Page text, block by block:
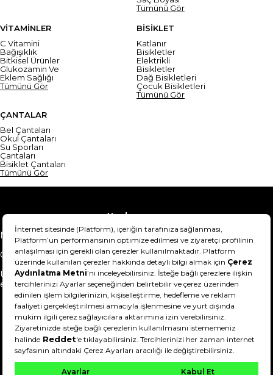
Tümünü Gör
VİTAMİNLER
C Vitamini
Bağışıklık
Bitkisel Ürünler
Glukozamin Ve
Eklem Sağlığı
Tümünü Gör
BİSİKLET
Katlanır
Bisikletler
Elektrikli
Bisikletler
Dağ Bisikletleri
Çocuk Bisikletleri
Tümünü Gör
ÇANTALAR
Bel Çantaları
Okul Çantaları
Su Sporları
Çantaları
Bisiklet Çantaları
Tümünü Gör
Yardım
Mesafeli Satış Sözleşmesi
Teslimat Bilgisi
Gizlilik Sözleşmesi
Şartlar & Koşullar
Ürünümü nasıl iade
edebilirim?
Hakkımızda
DeFactoFIT ©️ 2022-2026. Tüm hakları saklıdır.